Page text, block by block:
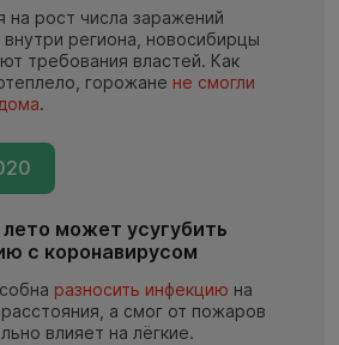
на рост числа заражений
внутри региона, новосибирцы
требования властей. Как
горожане не смогли
.
может усугубить
с коронавирусом
разносить инфекцию на
а смог от пожаров
влияет на лёгкие.